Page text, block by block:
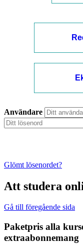
Användare
Glömt lösenordet?
Att studera
Gå till föregående sida
Paketpris alla
extraabonnemang